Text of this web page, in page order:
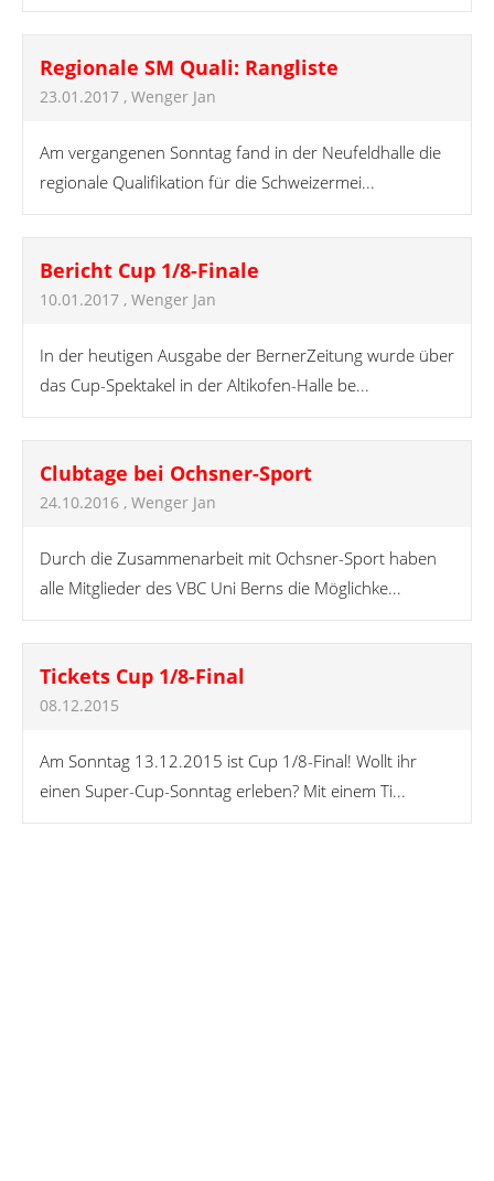
Regionale SM Quali: Rangliste
23.01.2017 , Wenger Jan
Am vergangenen Sonntag fand in der Neufeldhalle die
regionale Qualifikation für die Schweizermei...
Bericht Cup 1/8-Finale
10.01.2017 , Wenger Jan
In der heutigen Ausgabe der BernerZeitung wurde über
das Cup-Spektakel in der Altikofen-Halle be...
Clubtage bei Ochsner-Sport
24.10.2016 , Wenger Jan
Durch die Zusammenarbeit mit Ochsner-Sport haben
alle Mitglieder des VBC Uni Berns die Möglichke...
Tickets Cup 1/8-Final
08.12.2015
Am Sonntag 13.12.2015 ist Cup 1/8-Final! Wollt ihr
einen Super-Cup-Sonntag erleben? Mit einem Ti...